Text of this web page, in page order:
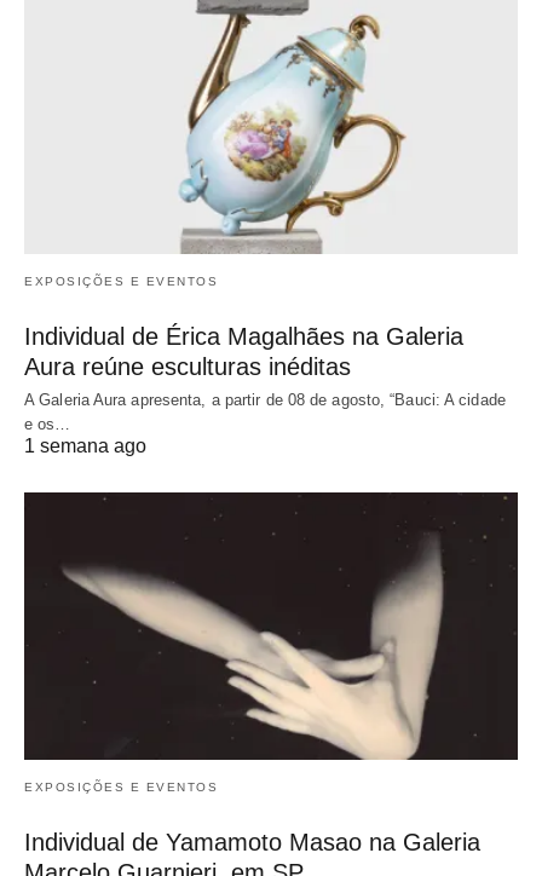
EXPOSIÇÕES E EVENTOS
Individual de Érica Magalhães na Galeria
Aura reúne esculturas inéditas
A Galeria Aura apresenta, a partir de 08 de agosto, “Bauci: A cidade
e os…
1 semana ago
EXPOSIÇÕES E EVENTOS
Individual de Yamamoto Masao na Galeria